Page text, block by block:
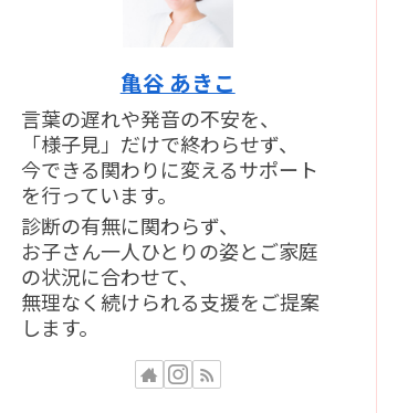
亀谷 あきこ
言葉の遅れや発音の不安を、
「様子見」だけで終わらせず、
今できる関わりに変えるサポート
を行っています。
診断の有無に関わらず、
お子さん一人ひとりの姿とご家庭
の状況に合わせて、
無理なく続けられる支援をご提案
します。